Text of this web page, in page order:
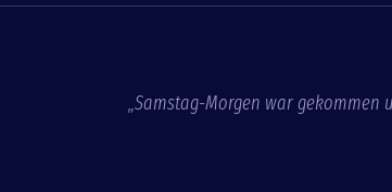
„Samstag-Morgen war